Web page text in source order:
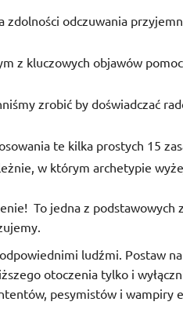
zdolności odczuwania
z kluczowych objawów
zrobić by doświadczać
te kilka prostych 15
w którym archetypie
To jedna z podstawowych
ludźmi. Postaw na
otoczenia tylko i
pesymistów i wampiry